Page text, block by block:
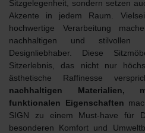
Sitzgelegenheit, sondern setzen
Akzente in jedem Raum.
hochwertige Verarbeitung
nachhaltigen und stilvollen
Designliebhaber. Diese
Sitzerlebnis, das nicht nur
ästhetische Raffinesse
nachhaltigen Materialien,
funktionalen Eigenschaften
SIGN zu einem Must-have für
besonderen Komfort und